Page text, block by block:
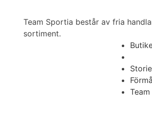
Team Sportia består av fria
sortiment.